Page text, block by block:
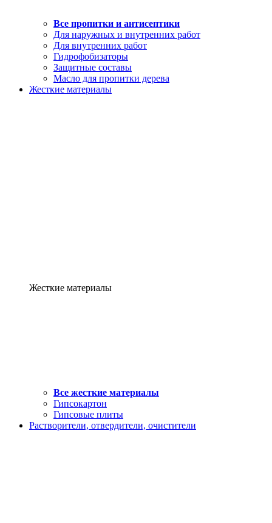
Все пропитки и антисептики
Для наружных и внутренних работ
Для внутренних работ
Гидрофобизаторы
Защитные составы
Масло для пропитки дерева
Жесткие материалы
Жесткие материалы
Все жесткие материалы
Гипсокартон
Гипсовые плиты
Растворители, отвердители, очистители